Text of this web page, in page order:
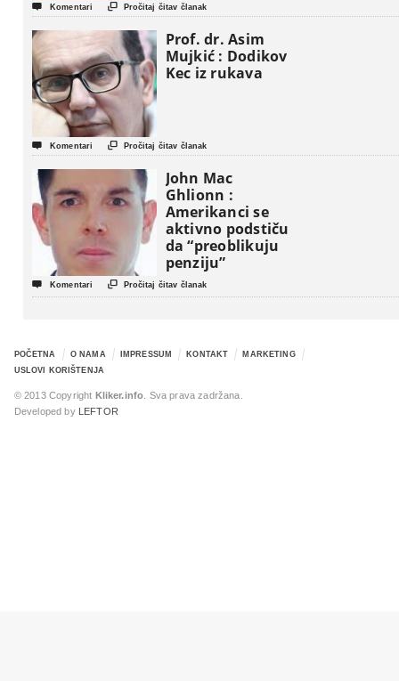
 Komentari  Pročitaj čitav članak
Prof. dr. Asim
Mujkić : Dodikov
Kec iz rukava
 Komentari  Pročitaj čitav članak
John Mac
Ghlionn :
Amerikanci se
aktivno podstiču
da “preoblikuju
penziju”
 Komentari  Pročitaj čitav članak
POČETNA O NAMA IMPRESSUM KONTAKT
MARKETING
USLOVI KORIŠTENJA
© 2013 Copyright Kliker.info . Sva prava zadržana.
Developed by
LEFTOR